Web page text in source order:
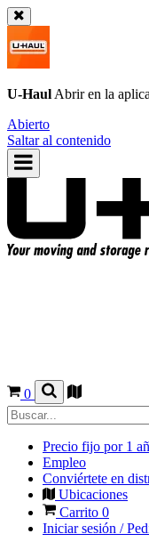
U-Haul Abrir en la
Abierto
Saltar al contenido
0
Precio fijo por 1
Empleo
Conviértete en
Ubicaciones
Carrito 0
Iniciar sesión /